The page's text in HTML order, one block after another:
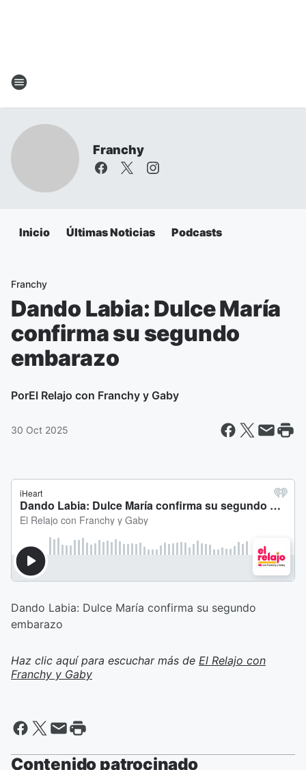
Franchy
Inicio Últimas Noticias Podcasts
Franchy
Dando Labia: Dulce María
confirma su segundo
embarazo
PorEl Relajo con Franchy y Gaby
30 Oct 2025
Dando Labia: Dulce María confirma su segundo
embarazo
Haz clic aquí para escuchar más de El Relajo con
Franchy y Gaby
Contenido patrocinado